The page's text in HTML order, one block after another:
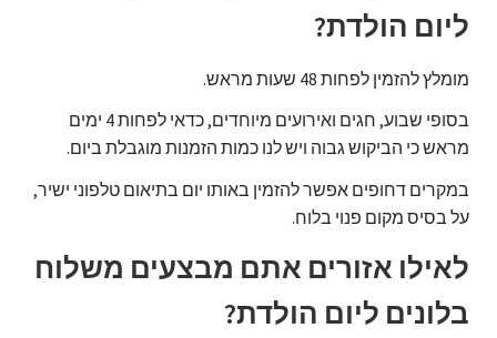
ליום הולדת?
מומלץ להזמין לפחות 48 שעות מראש.
בסופי שבוע, חגים ואירועים מיוחדים, כדאי לפחות 4 ימים
מראש כי הביקוש גבוה ויש לנו כמות הזמנות מוגבלת ביום.
במקרים דחופים אפשר להזמין באותו יום בתיאום טלפוני ישיר,
על בסיס מקום פנוי בלוח.
לאילו אזורים אתם מבצעים משלוח
בלונים ליום הולדת?